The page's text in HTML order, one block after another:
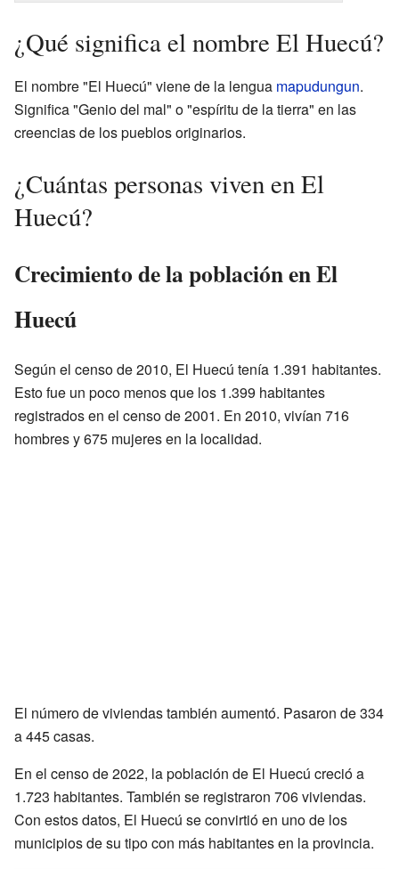
¿Qué significa el nombre El Huecú?
El nombre "El Huecú" viene de la lengua mapudungun.
Significa "Genio del mal" o "espíritu de la tierra" en las
creencias de los pueblos originarios.
¿Cuántas personas viven en El
Huecú?
Crecimiento de la población en El
Huecú
Según el censo de 2010, El Huecú tenía 1.391 habitantes.
Esto fue un poco menos que los 1.399 habitantes
registrados en el censo de 2001. En 2010, vivían 716
hombres y 675 mujeres en la localidad.
El número de viviendas también aumentó. Pasaron de 334
a 445 casas.
En el censo de 2022, la población de El Huecú creció a
1.723 habitantes. También se registraron 706 viviendas.
Con estos datos, El Huecú se convirtió en uno de los
municipios de su tipo con más habitantes en la provincia.